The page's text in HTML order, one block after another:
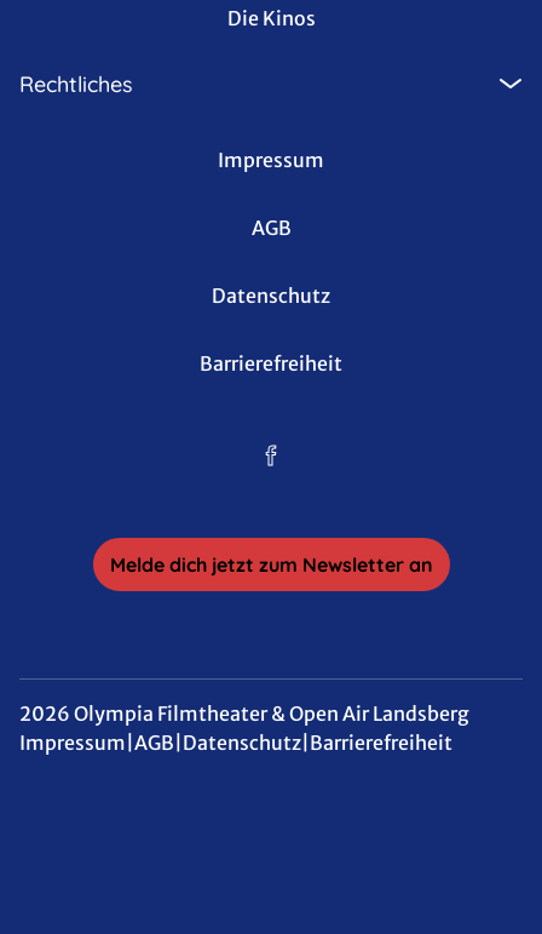
Die Kinos
Rechtliches
Impressum
AGB
Datenschutz
Barrierefreiheit
Melde dich jetzt zum Newsletter an
2026 Olympia Filmtheater & Open Air Landsberg
Impressum AGB Datenschutz Barrierefreiheit